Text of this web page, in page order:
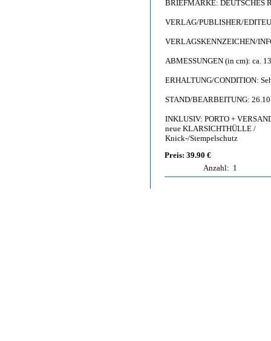
BRIEFMARKE: DEUTSCHES
VERLAG/PUBLISHER/
VERLAGSKENNZEICHEN/
ABMESSUNGEN (in cm): ca.
ERHALTUNG/CONDITION:
STAND/BEARBEITUNG:
INKLUSIV: PORTO +
neue KLARSICHTHÜLLE /
Knick-/Stempelschutz
Preis: 39.90 €
Anzahl: 1